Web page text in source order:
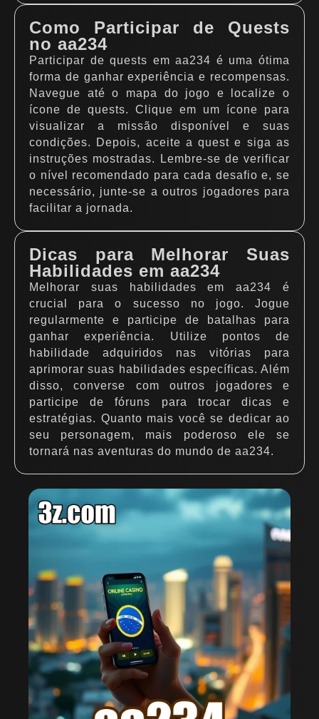
Como Participar de Quests
no aa234
Participar de quests em aa234 é uma ótima
forma de ganhar experiência e recompensas.
Navegue até o mapa do jogo e localize o
ícone de quests. Clique em um ícone para
visualizar a missão disponível e suas
condições. Depois, aceite a quest e siga as
instruções mostradas. Lembre-se de verificar
o nível recomendado para cada desafio e, se
necessário, junte-se a outros jogadores para
facilitar a jornada.
Dicas para Melhorar Suas
Habilidades em aa234
Melhorar suas habilidades em aa234 é
crucial para o sucesso no jogo. Jogue
regularmente e participe de batalhas para
ganhar experiência. Utilize pontos de
habilidade adquiridos nas vitórias para
aprimorar suas habilidades específicas. Além
disso, converse com outros jogadores e
participe de fóruns para trocar dicas e
estratégias. Quanto mais você se dedicar ao
seu personagem, mais poderoso ele se
tornará nas aventuras do mundo de aa234.